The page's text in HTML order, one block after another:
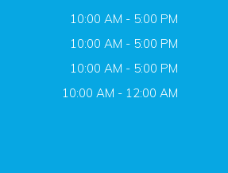
10:00 AM - 5:00 PM
10:00 AM - 5:00 PM
10:00 AM - 5:00 PM
10:00 AM - 12:00 AM